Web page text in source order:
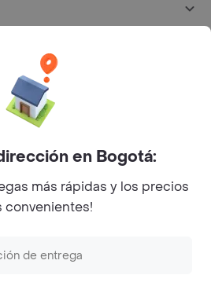
Facebook
Twitter
Instagram
Inc. All rights reserved.
en Bogotá:
más rápidas y los precios
convenientes!